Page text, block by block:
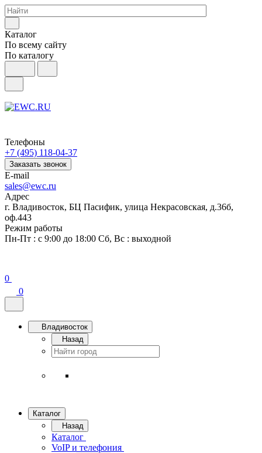
Каталог
По всему сайту
По каталогу
Телефоны
+7 (495) 118-04-37
Заказать звонок
E-mail
sales@ewc.ru
Адрес
г. Владивосток, БЦ Пасифик, улица Некрасовская, д.36б,
оф.443
Режим работы
Пн-Пт : с 9:00 до 18:00 Сб, Вс : выходной
0
0
Владивосток
Назад
Каталог
Назад
Каталог
VoIP и телефония